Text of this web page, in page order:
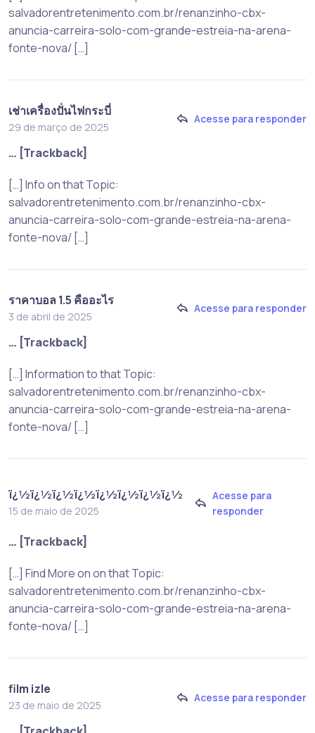
salvadorentretenimento.com.br/renanzinho-cbx-
anuncia-carreira-solo-com-grande-estreia-na-arena-
fonte-nova/ […]
เช่าเครื่องปั่นไฟกระบี่
29 de março de 2025
Acesse para responder
… [Trackback]
[…] Info on that Topic:
salvadorentretenimento.com.br/renanzinho-cbx-
anuncia-carreira-solo-com-grande-estreia-na-arena-
fonte-nova/ […]
ราคาบอล 1.5 คืออะไร
3 de abril de 2025
Acesse para responder
… [Trackback]
[…] Information to that Topic:
salvadorentretenimento.com.br/renanzinho-cbx-
anuncia-carreira-solo-com-grande-estreia-na-arena-
fonte-nova/ […]
ï¿½ï¿½ï¿½ï¿½ï¿½ï¿½ï¿½ï¿½
15 de maio de 2025
Acesse para
responder
… [Trackback]
[…] Find More on on that Topic:
salvadorentretenimento.com.br/renanzinho-cbx-
anuncia-carreira-solo-com-grande-estreia-na-arena-
fonte-nova/ […]
film izle
23 de maio de 2025
Acesse para responder